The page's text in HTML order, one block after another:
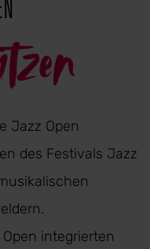
Jazz Open
des Festivals Jazz
integrierten